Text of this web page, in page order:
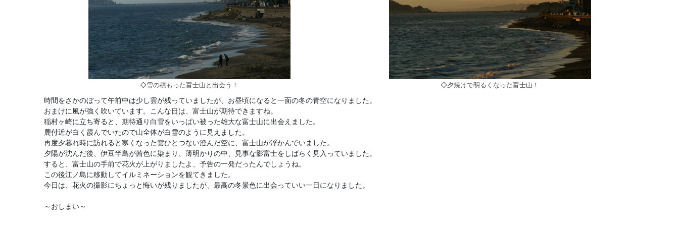
◇雪の積もった富士山と出会う！ ◇夕焼けで明るくなった富士山！
時間をさかのぼって午前中は少し雲が残っていましたが、お昼頃になると一面の冬の青空になりました。
おまけに風が強く吹いています。こんな日は、富士山が期待できますね。
稲村ヶ崎に立ち寄ると、期待通り白雪をいっぱい被った雄大な富士山に出会えました。
麓付近が白く霞んでいたので山全体が白雪のように見えました。
再度夕暮れ時に訪れると寒くなった雲ひとつない澄んだ空に、富士山が浮かんでいました。
夕陽が沈んだ後、伊豆半島が茜色に染まり、薄明かりの中、見事な影富士をしばらく見入っていました。
すると、富士山の手前で花火が上がりましたよ、予告の一発だったんでしょうね。
この後江ノ島に移動してイルミネーションを観てきました。
今日は、花火の撮影にちょっと悔いが残りましたが、最高の冬景色に出会っていい一日になりました。
～おしまい～